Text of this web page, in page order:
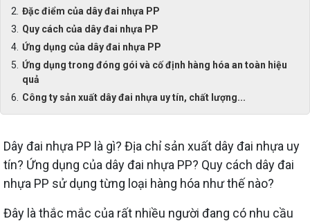
Đặc điểm của dây đai nhựa PP
Quy cách của dây đai nhựa PP
Ứng dụng của dây đai nhựa PP
Ứng dụng trong đóng gói và cố định hàng hóa an toàn hiệu
quả
Công ty sản xuất dây đai nhựa uy tín, chất lượng...
Dây đai nhựa PP là gì? Địa chỉ sản xuất dây đai nhựa uy
tín? Ứng dụng của dây đai nhựa PP? Quy cách dây đai
nhựa PP sử dụng từng loại hàng hóa như thế nào?
Đây là thắc mắc của rất nhiều người đang có nhu cầu